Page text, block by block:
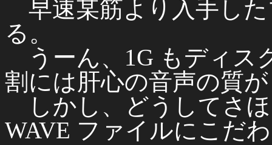
早速某筋より入手し
る。
うーん、1G もディス
割には肝心の音声の質
しかし、どうしてさ
WAVE ファイルにこだ